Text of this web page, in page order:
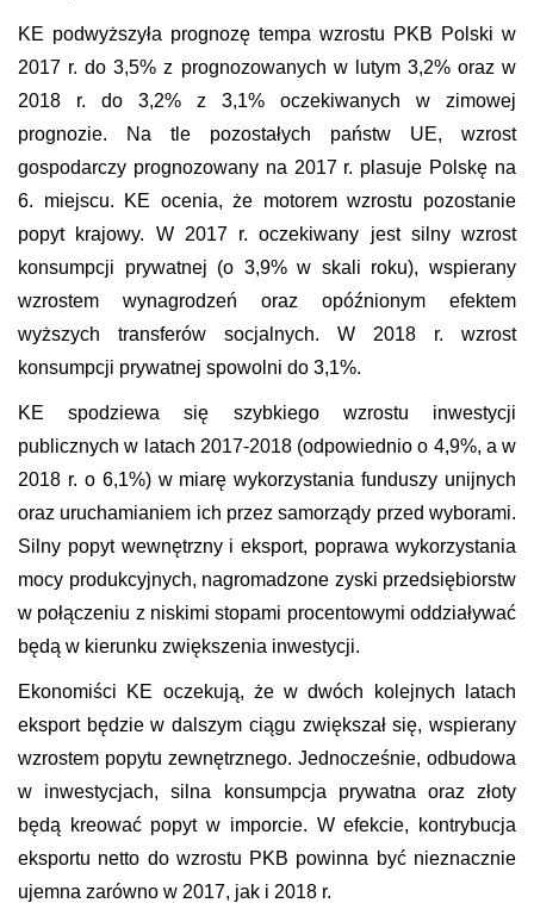
KE podwyższyła prognozę tempa wzrostu PKB Polski w
2017 r. do 3,5% z prognozowanych w lutym 3,2% oraz w
2018 r. do 3,2% z 3,1% oczekiwanych w zimowej
prognozie. Na tle pozostałych państw UE, wzrost
gospodarczy prognozowany na 2017 r. plasuje Polskę na
6. miejscu. KE ocenia, że motorem wzrostu pozostanie
popyt krajowy. W 2017 r. oczekiwany jest silny wzrost
konsumpcji prywatnej (o 3,9% w skali roku), wspierany
wzrostem wynagrodzeń oraz opóźnionym efektem
wyższych transferów socjalnych. W 2018 r. wzrost
konsumpcji prywatnej spowolni do 3,1%.
KE spodziewa się szybkiego wzrostu inwestycji
publicznych w latach 2017-2018 (odpowiednio o 4,9%, a w
2018 r. o 6,1%) w miarę wykorzystania funduszy unijnych
oraz uruchamianiem ich przez samorządy przed wyborami.
Silny popyt wewnętrzny i eksport, poprawa wykorzystania
mocy produkcyjnych, nagromadzone zyski przedsiębiorstw
w połączeniu z niskimi stopami procentowymi oddziaływać
będą w kierunku zwiększenia inwestycji.
Ekonomiści KE oczekują, że w dwóch kolejnych latach
eksport będzie w dalszym ciągu zwiększał się, wspierany
wzrostem popytu zewnętrznego. Jednocześnie, odbudowa
w inwestycjach, silna konsumpcja prywatna oraz złoty
będą kreować popyt w imporcie. W efekcie, kontrybucja
eksportu netto do wzrostu PKB powinna być nieznacznie
ujemna zarówno w 2017, jak i 2018 r.